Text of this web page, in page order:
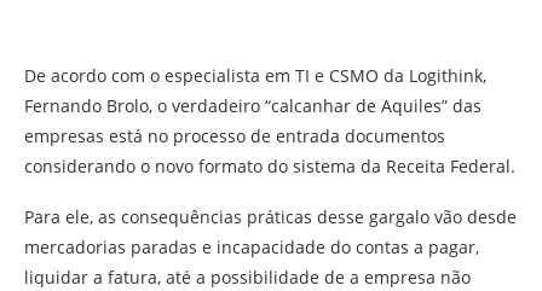
De acordo com o especialista em TI e CSMO da Logithink,
Fernando Brolo, o verdadeiro “calcanhar de Aquiles” das
empresas está no processo de entrada documentos
considerando o novo formato do sistema da Receita Federal.
Para ele, as consequências práticas desse gargalo vão desde
mercadorias paradas e incapacidade do contas a pagar,
liquidar a fatura, até a possibilidade de a empresa não